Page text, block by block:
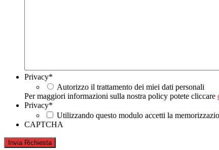
Privacy*
Autorizzo il trattamento dei miei dati personali
Per maggiori informazioni sulla nostra policy potete cliccare
Privacy*
Utilizzando questo modulo accetti la
CAPTCHA